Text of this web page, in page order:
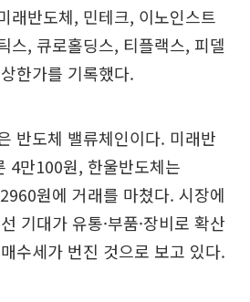
래반도체, 민테크, 이노인스트
스, 큐로홀딩스, 티플랙스, 피델
한가를 기록했다.
반도체 밸류체인이다. 미래반
4만100원, 한울반도체는
원에 거래를 마쳤다. 시장에
기대가 유통·부품·장비로 확산
수세가 번진 것으로 보고 있다.